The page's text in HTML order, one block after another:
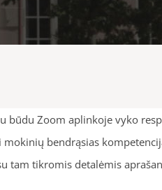
būdu Zoom aplinkoje vyko
bendrąsias
tam tikromis detalėmis